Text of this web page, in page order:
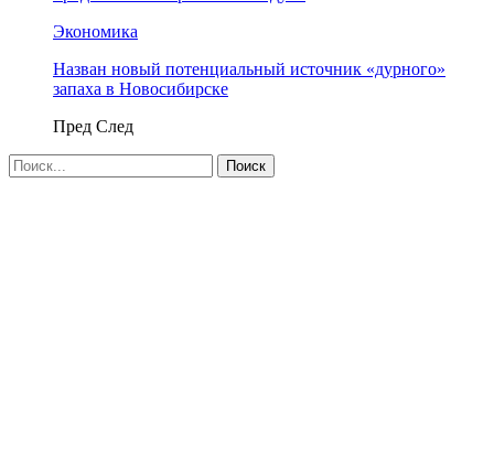
Экономика
Назван новый потенциальный источник «дурного»
запаха в Новосибирске
Пред След